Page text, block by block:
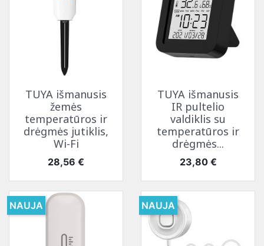
TUYA išmanusis
žemės
temperatūros ir
drėgmės jutiklis,
Wi-Fi
Kaina
28,56 €
TUYA išmanusis
IR pultelio
valdiklis su
temperatūros ir
drėgmės...
Kaina
23,80 €
NAUJA NAUJA